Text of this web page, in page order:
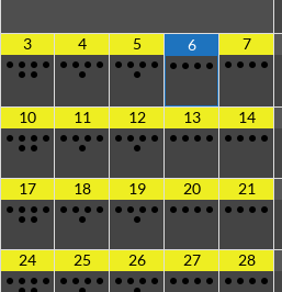
3
• • • •
• •
4
• • • •
•
5
• • • •
•
6
• • • •
7
• • • •
10
• • • •
• •
11
• • • •
•
12
• • • •
•
13
• • • •
14
• • • •
17
• • • •
• •
18
• • • •
•
19
• • • •
•
20
• • • •
21
• • • •
24
• • • •
25
• • • •
26
• • • •
27
• • • •
28
• • • •